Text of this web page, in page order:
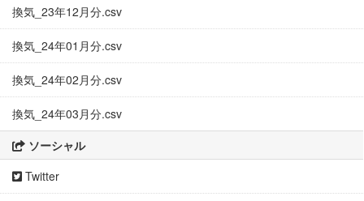
換気_23年12月分.csv
換気_24年01月分.csv
換気_24年02月分.csv
換気_24年03月分.csv
ソーシャル
Twitter